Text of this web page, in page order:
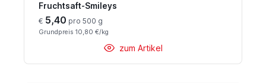
Fruchtsaft-Smileys
€ 5,40 pro 500 g
Grundpreis 10,80 €/kg
zum Artikel